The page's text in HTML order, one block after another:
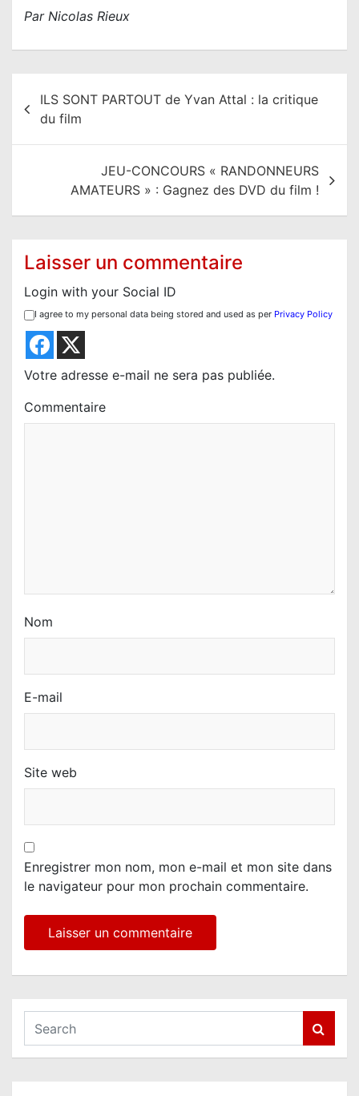
Par Nicolas Rieux
d
ILS SONT PARTOUT de Yvan Attal : la critique
du film
JEU-CONCOURS « RANDONNEURS
AMATEURS » : Gagnez des DVD du film !
Laisser un commentaire
Login with your Social ID
I agree to my personal data being stored and used as per Privacy Policy
Votre adresse e-mail ne sera pas publiée.
Commentaire
Nom
E-mail
Site web
Enregistrer mon nom, mon e-mail et mon site dans
le navigateur pour mon prochain commentaire.
a